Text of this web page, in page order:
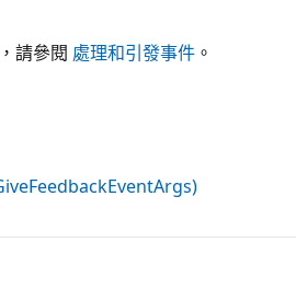
請參閱 處理和引發事件 。